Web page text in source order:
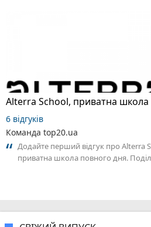
6 відгуків
Команда top20.ua
Додайте перший відгук про Alterra
приватна школа повного дня.